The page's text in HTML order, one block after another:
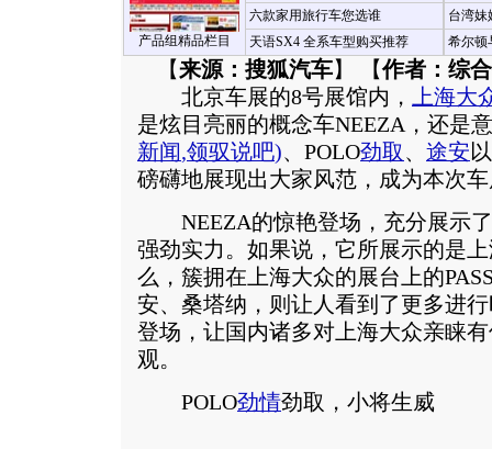
产品组精品栏目
六款家用旅行车您选谁
天语SX4 全系车型购买推荐
台湾妹
希尔顿
【来源：搜狐汽车】 【作者：综
北京车展的8号展馆内，
上海大
是炫目亮丽的概念车NEEZA，还是
新闻,领驭说吧)、POLO劲取 、 途安
磅礴地展现出大家风范，成为本次
NEEZA的惊艳登场，充分展示了
强劲实力。如果说，它所展示的是
么，簇拥在上海大众的展台上的
安、桑塔纳，则让人看到了更多进
登场，让国内诸多对上海大众亲睐
观。
POLO劲情劲取，小将生威